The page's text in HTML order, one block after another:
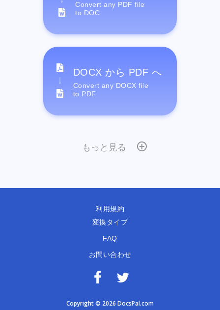
Convert any PDF file
to DOC
DOCX から PDF へ
Convert any DOCX file
to PDF
もっと見る
利用規約
変換タイプ
FAQ
お問い合わせ
Copyright © 2026 DocsPal.com